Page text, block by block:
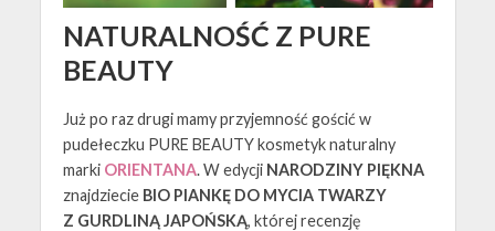
NATURALNOŚĆ Z PURE
BEAUTY
Już po raz drugi mamy przyjemność gościć w
pudełeczku PURE BEAUTY kosmetyk naturalny
marki ORIENTANA. W edycji NARODZINY PIĘKNA
znajdziecieBIO PIANKĘ DO MYCIA TWARZY
Z GURDLINĄ JAPOŃSKĄ, której recenzję